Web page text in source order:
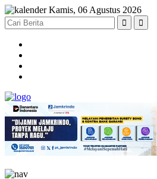
Kamis, 06 Agustus 2026